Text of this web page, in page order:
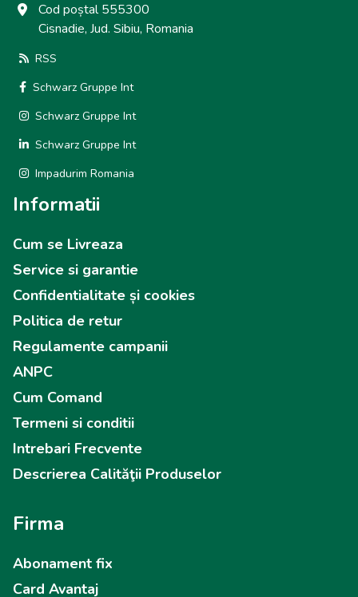
Cod poștal 555300
Cisnadie, Jud. Sibiu, Romania
RSS
Schwarz Gruppe Int
Schwarz Gruppe Int
Schwarz Gruppe Int
Impadurim Romania
Informatii
Cum se Livreaza
Service si garantie
Confidentialitate și cookies
Politica de retur
Regulamente campanii
ANPC
Cum Comand
Termeni si conditii
Intrebari Frecvente
Descrierea Calităţii Produselor
Firma
Abonament fix
Card Avantaj